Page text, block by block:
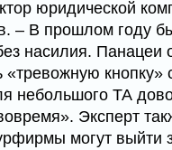
юридической
– В прошлом году
насилия. Панацеи
«тревожную
небольшого ТА
Эксперт
могут выйти